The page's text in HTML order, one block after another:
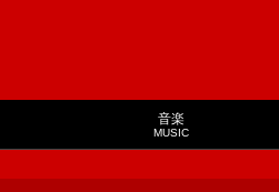
音楽
MUSIC